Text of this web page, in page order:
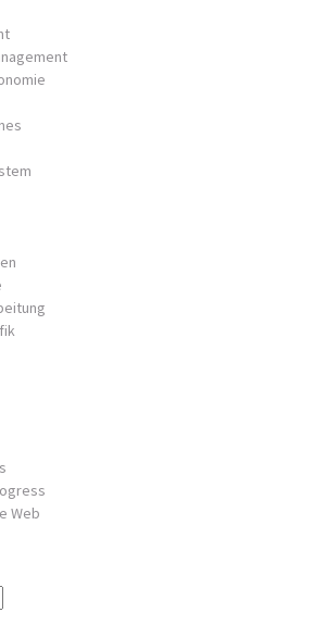
Web